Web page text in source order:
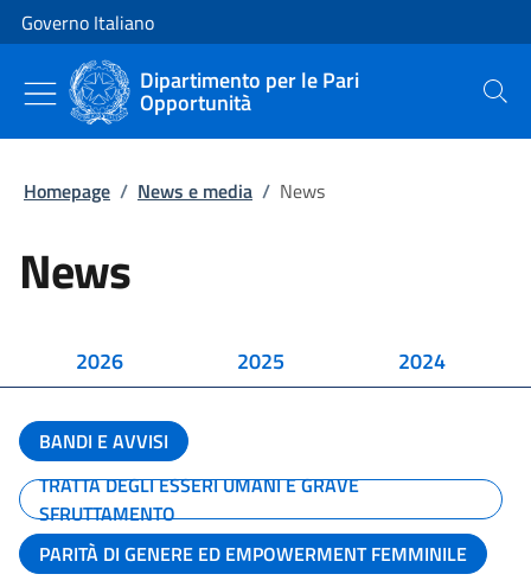
Vai al contenuto
Vai alla navigazione del sito
Governo Italiano
Dipartimento per le Pari
Opportunità Cerca
Homepage / News e media / News
News
2026 2025 2024
BANDI E AVVISI
TRATTA DEGLI ESSERI UMANI E GRAVE
SFRUTTAMENTO
PARITÀ DI GENERE ED EMPOWERMENT FEMMINILE